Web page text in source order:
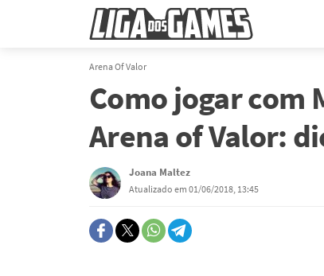
Arena Of Valor
Como jogar com
Arena of Valor:
Joana Maltez
Atualizado em 01/06/2018, 13:45